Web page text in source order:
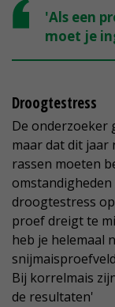
'Als een
moet je
Droogtestress
De onderzoeker
maar dat dit jaar
rassen moeten
droogtestress
proef dreigt te
heb je helemaal
Bij korrelmais
de resultaten'